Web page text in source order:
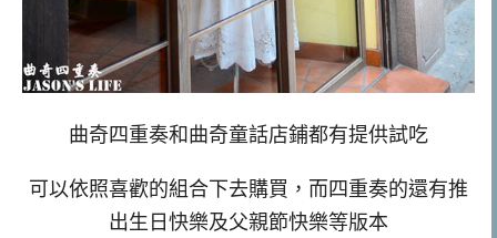
曲奇四重奏和曲奇童話店鋪都有提供試吃
可以依照喜歡的組合下去購買，而四重奏的還有推
出生日快樂及父親節快樂等版本